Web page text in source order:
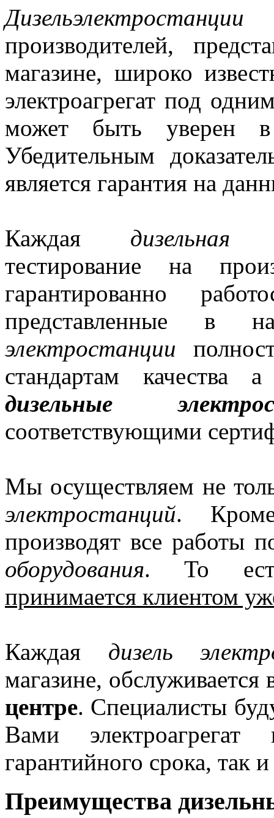
Дизельэлектростанции
производителей,
магазине, широко
электроагрегат под
может быть уверен в
Убедительным
является гарантия на
Каждая дизельная
тестирование на
гарантированно
представленные в
электростанции
стандартам качества
дизельные
соответствующими
Мы осуществляем не
электростанций.
производят все работы
оборудования. То
принимается клиентом
Каждая дизель
магазине,
центре. Специалисты
Вами
гарантийного срока, так
Преимущества